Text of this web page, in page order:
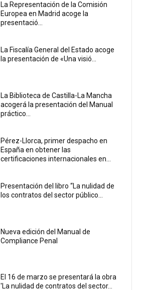
La Representación de la Comisión
Europea en Madrid acoge la
presentació...
La Fiscalía General del Estado acoge
la presentación de «Una visió...
La Biblioteca de Castilla-La Mancha
acogerá la presentación del Manual
práctico...
Pérez-Llorca, primer despacho en
España en obtener las
certificaciones internacionales en...
Presentación del libro “La nulidad de
los contratos del sector público...
Nueva edición del Manual de
Compliance Penal
El 16 de marzo se presentará la obra
'La nulidad de contratos del sector...